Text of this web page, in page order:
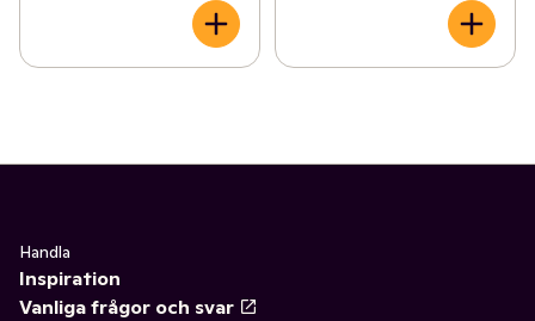
Handla
Inspiration
Vanliga frågor och svar